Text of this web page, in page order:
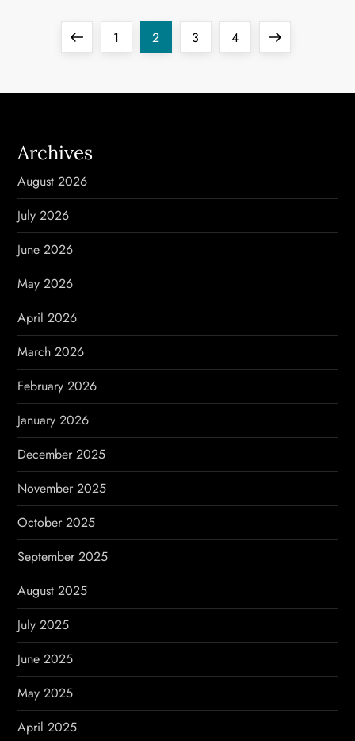
t
s
p
a
g
i
n
a
t
i
o
n
PreviousPage
1 Page
2 Page
3 Page
4
Next
Archives
August 2026
July 2026
June 2026
May 2026
April 2026
March 2026
February 2026
January 2026
December 2025
November 2025
October 2025
September 2025
August 2025
July 2025
June 2025
May 2025
April 2025